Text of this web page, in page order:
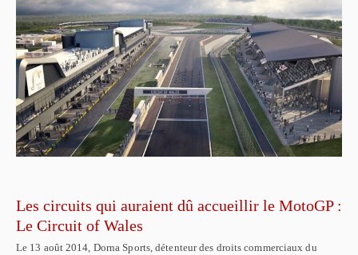
Les circuits qui auraient dû accueillir le MotoGP :
Le Circuit of Wales
Le 13 août 2014, Dorna Sports, détenteur des droits commerciaux du